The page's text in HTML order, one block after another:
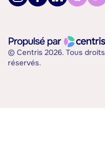
© Centris 2026. Tous droits
réservés.